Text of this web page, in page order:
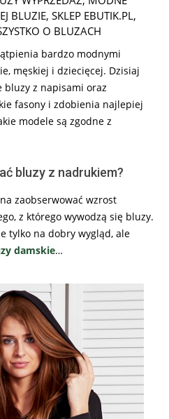
BLUZIE, SKLEP EBUTIK.PL,
O BLUZACH
bardzo modnymi
męskiej i dziecięcej. Dzisiaj
bluzy z napisami oraz
fasony i zdobienia najlepiej
modele są zgodne z
bluzy z nadrukiem?
zaobserwować wzrost
z którego wywodzą się bluzy.
tylko na dobry wygląd, ale
damskie…